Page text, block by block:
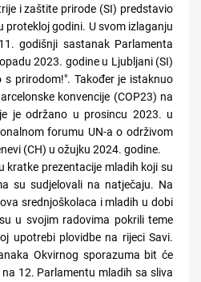
i zaštite prirode (SI) predstavio
protekloj godini. U svom izlaganju
godišnji sastanak Parlamenta
2023. godine u Ljubljani (SI)
s prirodom!". Također je istaknuo
konvencije (COP23) na
je održano u prosincu 2023. u
forumu UN-a o održivom
(CH) u ožujku 2024. godine.
kratke prezentacije mladih koji su
su sudjelovali na natječaju. Na
srednjoškolaca i mladih u dobi
u svojim radovima pokrili teme
upotrebi plovidbe na rijeci Savi.
Okvirnog sporazuma bit će
12. Parlamentu mladih sa sliva